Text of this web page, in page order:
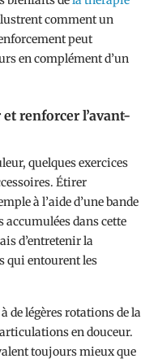
comment un
peut
en complément d’un
renforcer l’avant-
quelques exercices
Étirer
à l’aide d’une bande
accumulées dans cette
d’entretenir la
qui entourent les
de légères rotations de la
en douceur.
toujours mieux que